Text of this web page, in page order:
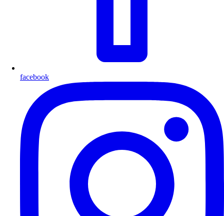
facebook